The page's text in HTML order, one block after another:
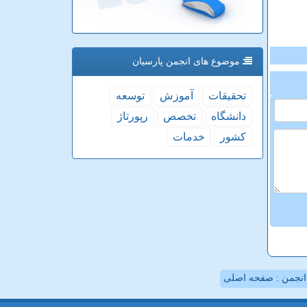
موضوع های انجمن پارسیان
تحقیقات آموزش
توسعه
دانشگاه
تخصص
رپورتاژ
كشور
خدمات
: صفحه اصلی